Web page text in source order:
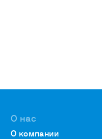
О нас
О компании